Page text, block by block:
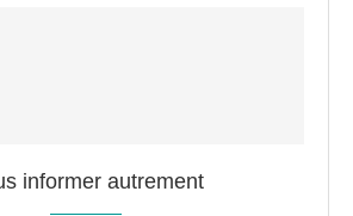
informer autrement